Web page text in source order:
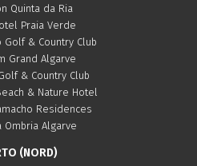
Quinta da Ria
Praia Verde
Golf & Country Club
Grand Algarve
& Country Club
& Nature Hotel
Residences
Ombria Algarve
(NORD)